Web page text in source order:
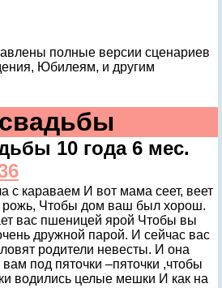
полные версии сценариев
Юбилеям, и другим
10 года 6 мес.
с караваем И вот мама сеет, веет
рожь, Чтобы дом ваш был хорош.
вас пшеницей ярой Чтобы вы
дружной парой. И сейчас вас
родители невесты. И она
вам под пяточки –пяточки ,чтобы
водились целые мешки И как на